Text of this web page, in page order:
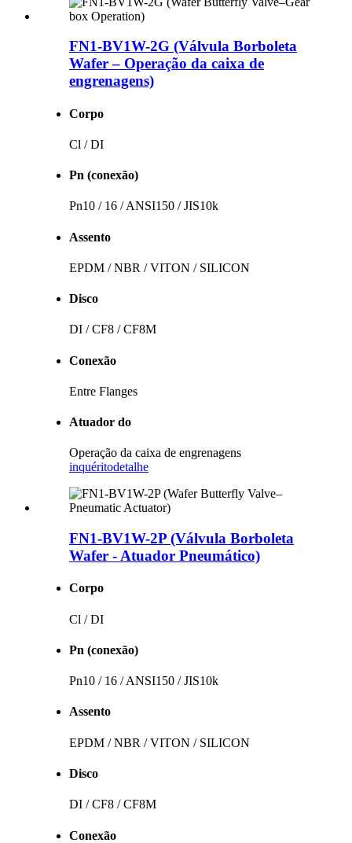
FN1-BV1W-2G (Válvula Borboleta
Wafer – Operação da caixa de
engrenagens)
Corpo
Cl / DI
Pn (conexão)
Pn10 / 16 / ANSI150 / JIS10k
Assento
EPDM / NBR / VITON / SILICON
Disco
DI / CF8 / CF8M
Conexão
Entre Flanges
Atuador do
Operação da caixa de engrenagens
inquéritodetalhe
FN1-BV1W-2P (Válvula Borboleta
Wafer - Atuador Pneumático)
Corpo
Cl / DI
Pn (conexão)
Pn10 / 16 / ANSI150 / JIS10k
Assento
EPDM / NBR / VITON / SILICON
Disco
DI / CF8 / CF8M
Conexão